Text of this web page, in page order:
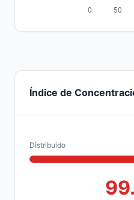
Índice de
Distribuido